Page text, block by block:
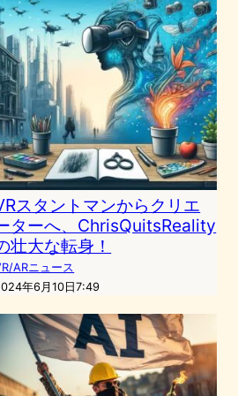
スタントマンからクリエ
ターへ、ChrisQuitsReality
壮大な転身！
ARニュース
年6月10日7:49